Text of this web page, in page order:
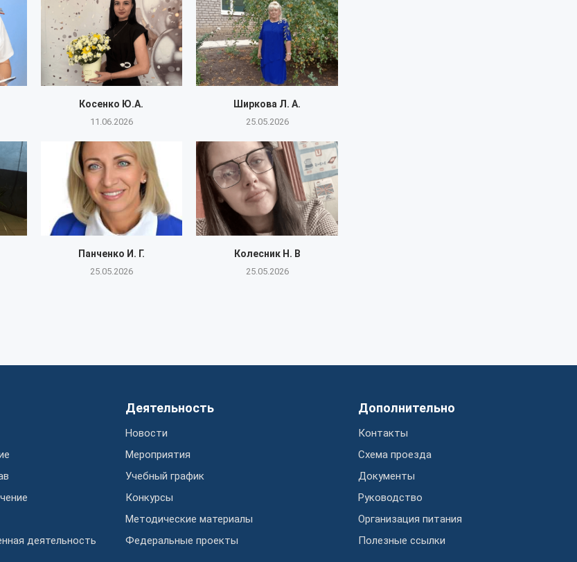
Косенко Ю.А.
11.06.2026
Ширкова Л. А.
25.05.2026
Панченко И. Г.
25.05.2026
Колесник Н. В
25.05.2026
деятельность
Деятельность
Новости
Мероприятия
Учебный график
Конкурсы
Методические материалы
Федеральные проекты
Дополнительно
Контакты
Схема проезда
Документы
Руководство
Организация питания
Полезные ссылки